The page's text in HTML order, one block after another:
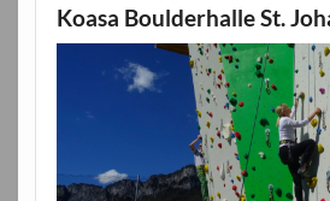
Koasa Boulderhalle St.